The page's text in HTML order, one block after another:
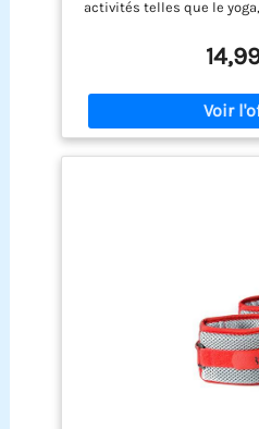
activités telles que le
être utilisé à la fois sur
augmentant ainsi leur
confortable : les poids
élastiques avec velcro
facilement ajustés aux
de différentes tailles. Ils
fabriqués en silicone de
portable : chaque poids
permet d'augmenter
de votre entraînement.
et leur conception
transporter et à ranger.